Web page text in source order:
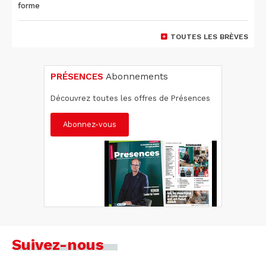
forme
TOUTES LES BRÈVES
PRÉSENCES Abonnements
Découvrez toutes les offres de Présences
Abonnez-vous
Suivez-nous